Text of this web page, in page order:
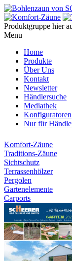
Produktgruppe hier
Menu
Home
Produkte
Über Uns
Kontakt
Newsletter
Händlersuche
Mediathek
Konfiguratoren
Nur für
Komfort-Zäune
Traditions-Zäune
Sichtschutz
Terrassenhölzer
Pergolen
Gartenelemente
Carports